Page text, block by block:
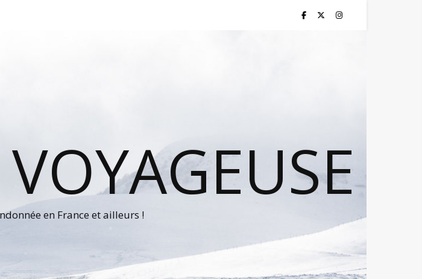
en France et ailleurs !